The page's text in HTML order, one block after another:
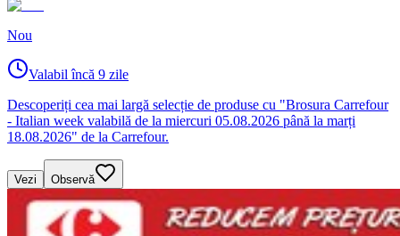
Nou
Valabil încă 9 zile
Descoperiți cea mai largă selecție de produse cu "Brosura Carrefour
- Italian week valabilă de la miercuri 05.08.2026 până la marți
18.08.2026" de la Carrefour.
Vezi Observă